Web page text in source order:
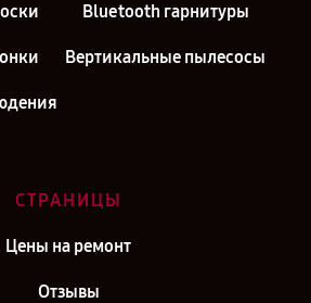
Bluetooth гарнитуры
Вертикальные пылесосы
СТРАНИЦЫ
Цены на ремонт
Отзывы